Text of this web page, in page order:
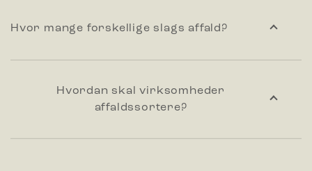
Hvor mange forskellige slags affald?
Hvordan skal virksomheder
affaldssortere?